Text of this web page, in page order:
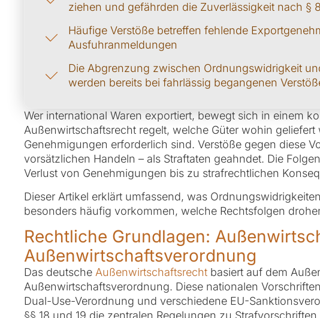
ziehen und gefährden die Zuverlässigkeit nach §
Häufige Verstöße betreffen fehlende
Ausfuhranmeldungen
Die Abgrenzung zwischen Ordnungswidrigkeit
werden bereits bei fahrlässig begangenen
Wer international Waren exportiert, bewegt sich in einem
Außenwirtschaftsrecht regelt, welche Güter wohin
Genehmigungen erforderlich sind. Verstöße gegen diese
vorsätzlichen Handeln – als Straftaten geahndet. Die
Verlust von Genehmigungen bis zu strafrechtlichen
Dieser Artikel erklärt umfassend, was
besonders häufig vorkommen, welche Rechtsfolgen
Rechtliche Grundlagen:
Außenwirtschaftsverordnung
Das deutsche Außenwirtschaftsrecht basiert auf dem
Außenwirtschaftsverordnung. Diese nationalen
Dual-Use-Verordnung und verschiedene EU-
§§ 18 und 19 die zentralen Regelungen zu